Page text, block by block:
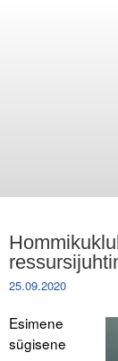
ICC Eesti
Liikmete
Astu ICC
25.09.2020
Esimene
sügisene